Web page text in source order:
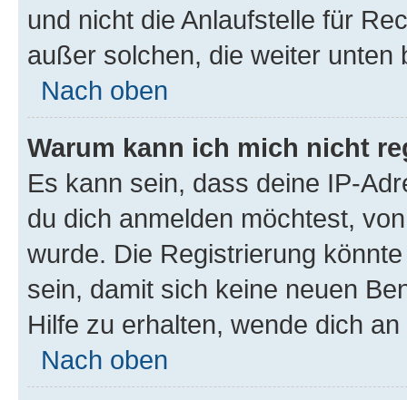
und nicht die Anlaufstelle für
außer solchen, die weiter unten
Nach oben
Warum kann ich mich nicht
Es kann sein, dass deine IP-
du dich anmelden möchtest,
wurde. Die Registrierung
sein, damit sich keine neuen
Hilfe zu erhalten, wende dich
Nach oben